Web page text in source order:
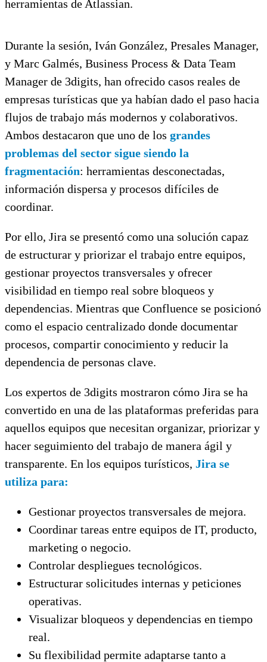
herramientas de Atlassian.
Durante la sesión, Iván González, Presales Manager,
y Marc Galmés, Business Process & Data Team
Manager de 3digits, han ofrecido casos reales de
empresas turísticas que ya habían dado el paso hacia
flujos de trabajo más modernos y colaborativos.
Ambos destacaron que uno de los grandes
problemas del sector sigue siendo la
fragmentación: herramientas desconectadas,
información dispersa y procesos difíciles de
coordinar.
Por ello, Jira se presentó como una solución capaz
de estructurar y priorizar el trabajo entre equipos,
gestionar proyectos transversales y ofrecer
visibilidad en tiempo real sobre bloqueos y
dependencias. Mientras que Confluence se posicionó
como el espacio centralizado donde documentar
procesos, compartir conocimiento y reducir la
dependencia de personas clave.
Los expertos de 3digits mostraron cómo Jira se ha
convertido en una de las plataformas preferidas para
aquellos equipos que necesitan organizar, priorizar y
hacer seguimiento del trabajo de manera ágil y
transparente. En los equipos turísticos, Jira se
utiliza para:
Gestionar proyectos transversales de mejora.
Coordinar tareas entre equipos de IT, producto,
marketing o negocio.
Controlar despliegues tecnológicos.
Estructurar solicitudes internas y peticiones
operativas.
Visualizar bloqueos y dependencias en tiempo
real.
Su flexibilidad permite adaptarse tanto a